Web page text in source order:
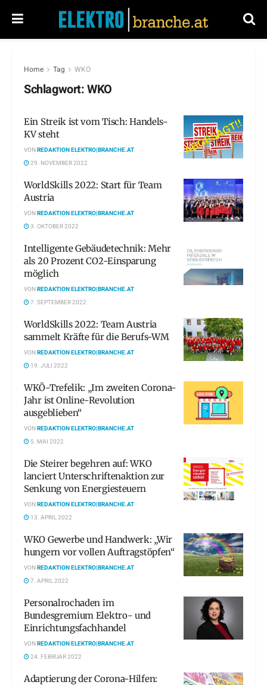
Home Tag WKO
Schlagwort:WKO
Ein Streik ist vom Tisch: Handels-
KV steht
VONREDAKTION ELEKTRO|BRANCHE.AT
29. NOVEMBER 2022
WorldSkills 2022: Start für Team
Austria
VONREDAKTION ELEKTRO|BRANCHE.AT
3. OKTOBER 2022
Intelligente Gebäudetechnik: Mehr
als 20 Prozent CO2-Einsparung
möglich
VONREDAKTION ELEKTRO|BRANCHE.AT
7. SEPTEMBER 2022
WorldSkills 2022: Team Austria
sammelt Kräfte für die Berufs-WM
VONREDAKTION ELEKTRO|BRANCHE.AT
19. JULI 2022
WKÖ-Trefelik: „Im zweiten Corona-
Jahr ist Online-Revolution
ausgeblieben“
VONREDAKTION ELEKTRO|BRANCHE.AT
5. MAI 2022
Die Steirer begehren auf: WKO
lanciert Unterschriftenaktion zur
Senkung von Energiesteuern
VONREDAKTION ELEKTRO|BRANCHE.AT
13. APRIL 2022
WKO Gewerbe und Handwerk: „Wir
hungern vor vollen Auftragstöpfen“
VONREDAKTION ELEKTRO|BRANCHE.AT
7. APRIL 2022
Personalrochaden im
Bundesgremium Elektro- und
Einrichtungsfachhandel
VONREDAKTION ELEKTRO|BRANCHE.AT
24. FEBRUAR 2022
Adaptierung der Corona-Hilfen: